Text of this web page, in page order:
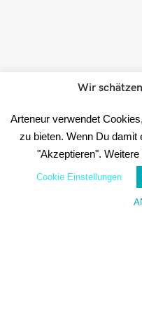
Wir
Arteneur verwendet
zu bieten. Wenn Du damit
"Akzeptieren".
Cookie Einstellungen